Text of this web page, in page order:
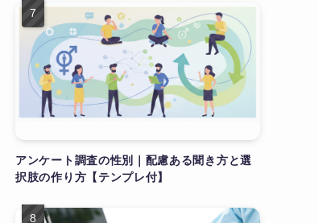
アンケート調査の性別｜配慮ある聞き方と選
択肢の作り方【テンプレ付】